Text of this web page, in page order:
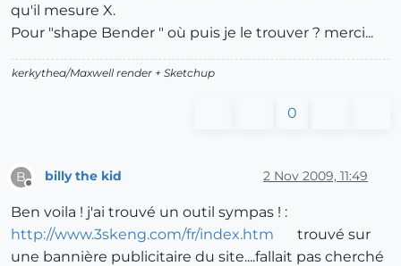
qu'il mesure X.
Pour "shape Bender " où puis je le trouver ? merci...
kerkythea/Maxwell render + Sketchup
0
B
Offline
billy the kid 2 Nov 2009, 11:49
Ben voila ! j'ai trouvé un outil sympas ! :
http://www.3skeng.com/fr/index.htm
trouvé sur
une bannière publicitaire du site....fallait pas cherché